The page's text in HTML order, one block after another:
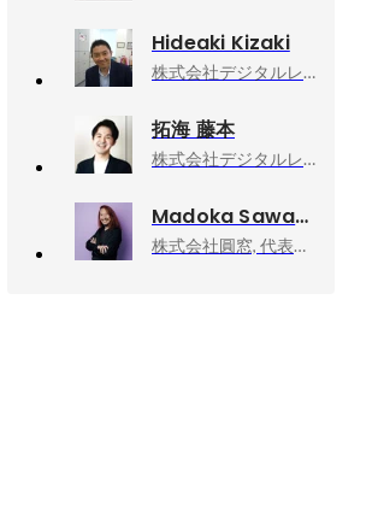
Hideaki Kizaki
株式会社デジタルレシピ, コーポレート
拓海 藤本
株式会社デジタルレシピ, マーケティング
Madoka Sawa
株式会社圓窓, 代表取締役